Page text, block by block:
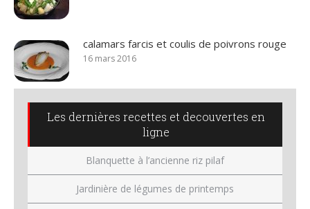
calamars farcis et coulis de poivrons rouge
16 mars 2016
Les dernières recettes et decouvertes en
ligne
Blanquette à l’ancienne riz pilaf
Jardinière de légumes de printemps